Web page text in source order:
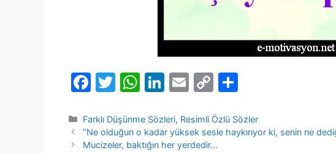
F
c
e
T
itt
er
W
at
s
Li
k
e
E
ai
l
C
p
y
ar
e
Kategoriler
Farklı Düşünme Sözleri, Resimli Özlü Sözler
“Ne olduğun o kadar yüksek sesle haykırıyor ki, senin ne
Mucizeler, baktığın her yerdedir…